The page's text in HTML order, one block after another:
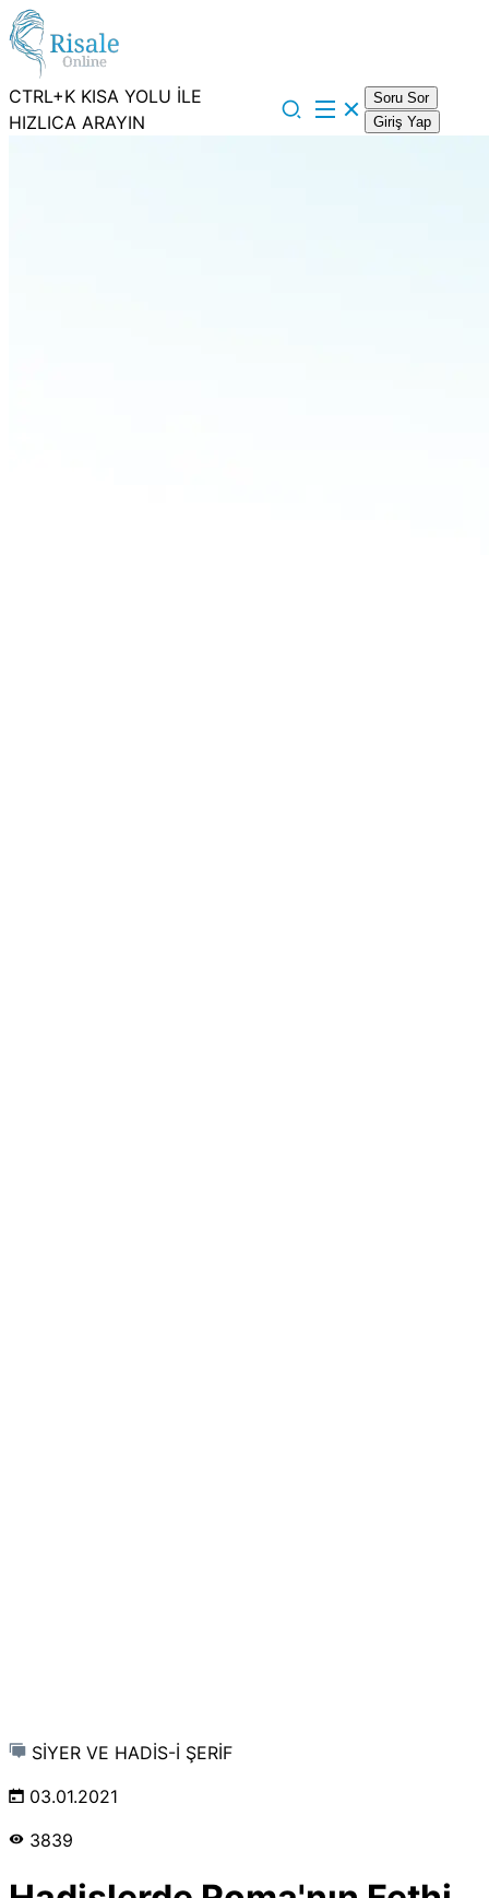
CTRL+K KISA YOLU İLE
HIZLICA ARAYIN
Soru Sor
Giriş Yap
SİYER VE HADİS-İ ŞERİF
03.01.2021
3839